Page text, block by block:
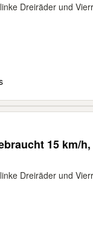
Dreiräder und
15 km/h,
Dreiräder und